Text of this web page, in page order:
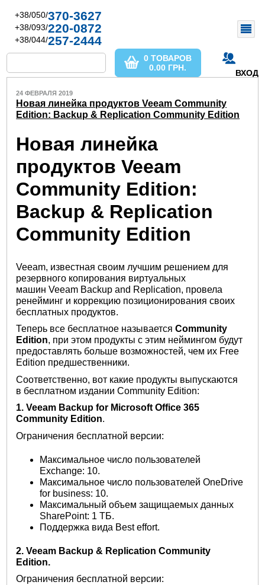
+38/050/370-3627
+38/093/220-0872
+38/044/257-2444
ВХОД
0 ТОВАРОВ
0.00 ГРН.
24 ФЕВРАЛЯ 2019
Новая линейка продуктов Veeam Community
Edition: Backup & Replication Community Edition
Новая линейка
продуктов Veeam
Community Edition:
Backup & Replication
Community Edition
Veeam, известная своим лучшим решением для
резервного копирования виртуальных
машин Veeam Backup and Replication, провела
ренейминг и коррекцию позиционирования своих
бесплатных продуктов.
Теперь все бесплатное называетсяCommunity
Edition, при этом продукты с этим неймингом будут
предоставлять больше возможностей, чем их Free
Edition предшественники.
Соответственно, вот какие продукты выпускаются
в бесплатном издании Community Edition:
1. Veeam Backup for Microsoft Office 365
Community Edition.
Ограничения бесплатной версии:
Максимальное число пользователей
Exchange: 10.
Максимальное число пользователей OneDrive
for business: 10.
Максимальный объем защищаемых данных
SharePoint: 1 ТБ.
Поддержка вида Best effort.
2. Veeam Backup & Replication Community
Edition.
Ограничения бесплатной версии: